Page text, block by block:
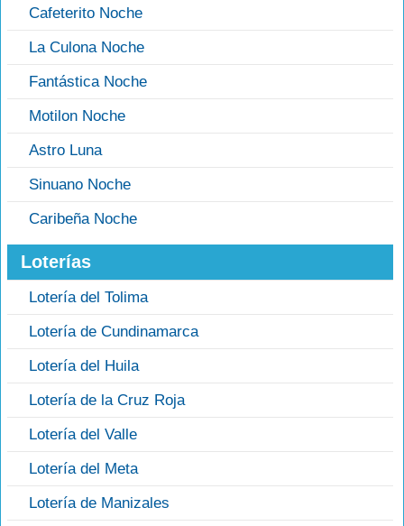
Cafeterito Noche
La Culona Noche
Fantástica Noche
Motilon Noche
Astro Luna
Sinuano Noche
Caribeña Noche
Loterías
Lotería del Tolima
Lotería de Cundinamarca
Lotería del Huila
Lotería de la Cruz Roja
Lotería del Valle
Lotería del Meta
Lotería de Manizales